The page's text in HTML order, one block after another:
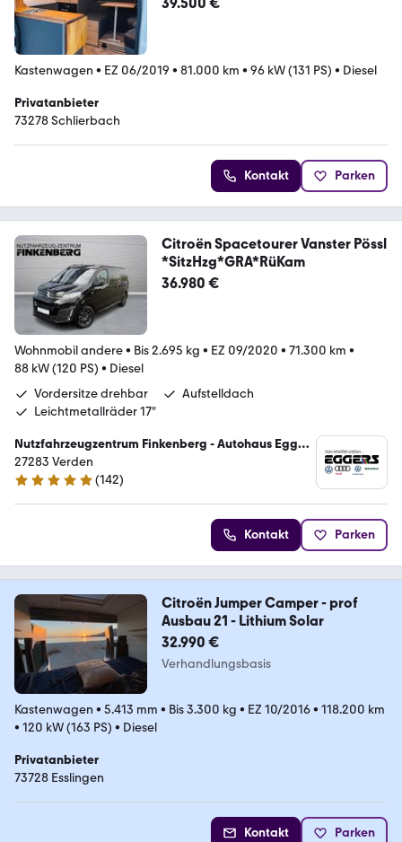
39.500 €
Kastenwagen • EZ 06/2019 • 81.000 km • 96 kW (131 PS) • Diesel
Privatanbieter
73278 Schlierbach
Kontakt Parken
Citroën Spacetourer Vanster Pössl
*SitzHzg*GRA*RüKam
36.980 €
Wohnmobil andere• Bis 2.695 kg • EZ 09/2020 • 71.300 km •
88 kW (120 PS) • Diesel
Vordersitze drehbar
Aufstelldach
Leichtmetallräder 17"
Nutzfahrzeugzentrum Finkenberg - Autohaus Eggers
GmbH
27283 Verden
4.9 Sterne
(142)
Kontakt Parken
Citroën Jumper Camper - prof
Ausbau 21 - Lithium Solar
32.990 €
Verhandlungsbasis
Kastenwagen • 5.413 mm • Bis 3.300 kg • EZ 10/2016• 118.200 km
• 120 kW (163 PS) • Diesel
Privatanbieter
73728 Esslingen
Kontakt Parken